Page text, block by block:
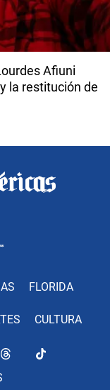
Afiuni
la restitución de
FLORIDA
CULTURA